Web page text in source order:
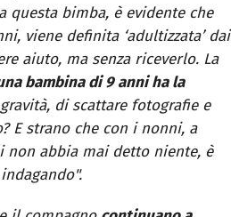
bimba, è evidente che
viene definita ‘adultizzata’ dai
aiuto, ma senza riceverlo. La
bambina di 9 anni ha la
di scattare fotografie e
E strano che con i nonni, a
non abbia mai detto niente, è